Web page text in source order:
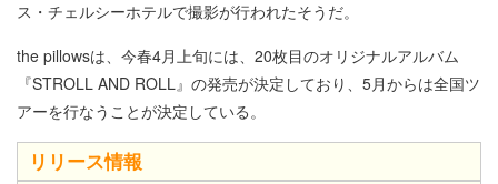
ス・チェルシーホテルで撮影が行われたそうだ。
the pillowsは、今春4月上旬には、20枚目のオリジナルアルバム
『STROLL AND ROLL』の発売が決定しており、5月からは全国ツ
アーを行なうことが決定している。
リリース情報